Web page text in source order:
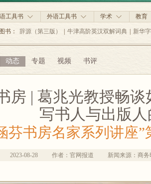
工具书 外语工具书 学术 教育
书： 辞源（第三版） 牛津高阶英汉双解词典 新华
动态 专题 视频 书评
房 | 葛兆光教授畅
写书人与出版
芬书房名家系列讲座
2023-08-28 作者：官网报道 新闻来源：商务